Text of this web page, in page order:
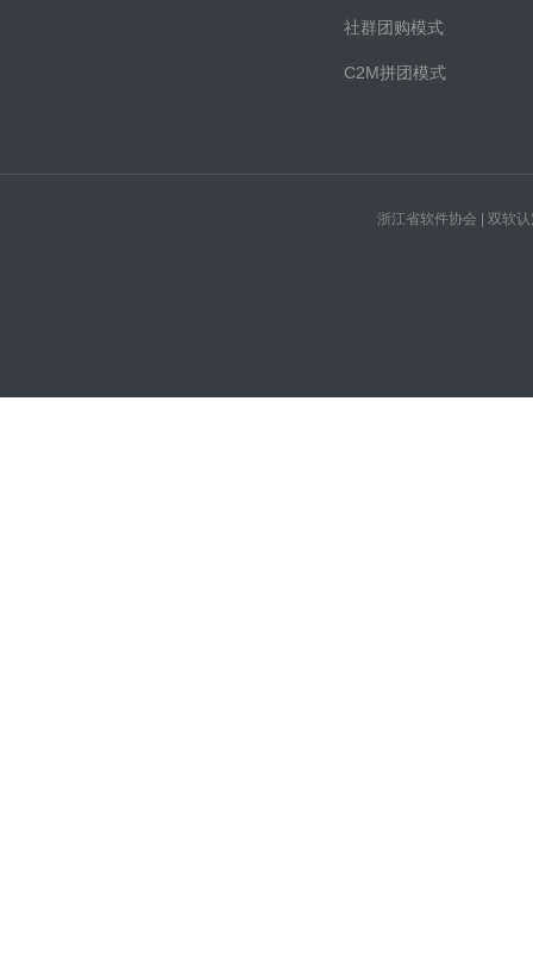
社群团购模式
C2M拼团模式
浙江省软件协会 | 双软